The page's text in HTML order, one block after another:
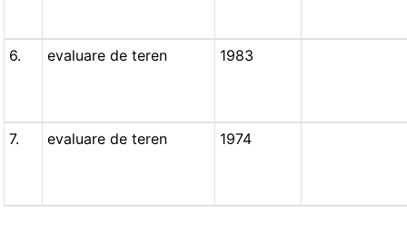
6. evaluare de teren 1983
7. evaluare de teren 1974